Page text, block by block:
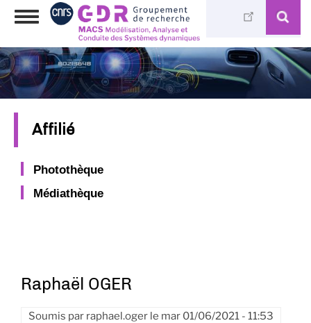
Aller
principal
Toggle
Affilié
Photothèque
Médiathèque
Raphaël OGER
Soumis par raphael.oger le mar 01/06/2021 - 11:53